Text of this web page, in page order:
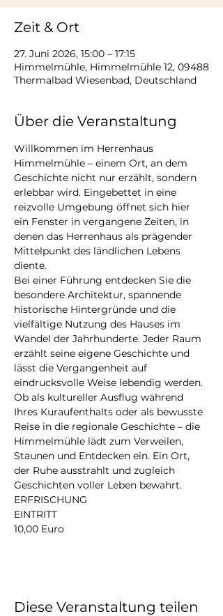
Zeit & Ort
27. Juni 2026, 15:00 – 17:15
Himmelmühle, Himmelmühle 12, 09488
Thermalbad Wiesenbad, Deutschland
Über die Veranstaltung
Willkommen im Herrenhaus
Himmelmühle – einem Ort, an dem
Geschichte nicht nur erzählt, sondern
erlebbar wird. Eingebettet in eine
reizvolle Umgebung öffnet sich hier
ein Fenster in vergangene Zeiten, in
denen das Herrenhaus als prägender
Mittelpunkt des ländlichen Lebens
diente.
Bei einer Führung entdecken Sie die
besondere Architektur, spannende
historische Hintergründe und die
vielfältige Nutzung des Hauses im
Wandel der Jahrhunderte. Jeder Raum
erzählt seine eigene Geschichte und
lässt die Vergangenheit auf
eindrucksvolle Weise lebendig werden.
Ob als kultureller Ausflug während
Ihres Kuraufenthalts oder als bewusste
Reise in die regionale Geschichte – die
Himmelmühle lädt zum Verweilen,
Staunen und Entdecken ein. Ein Ort,
der Ruhe ausstrahlt und zugleich
Geschichten voller Leben bewahrt.
ERFRISCHUNG
EINTRITT
10,00 Euro
Diese Veranstaltung teilen